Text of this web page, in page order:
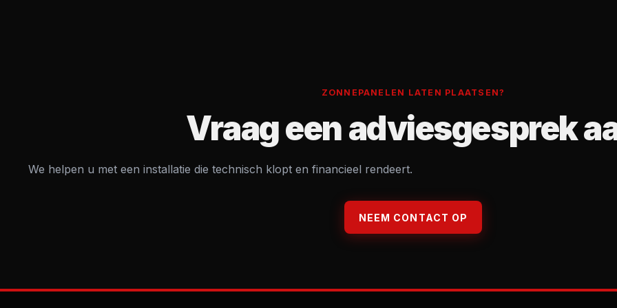
ZONNEPANELEN LATEN PLAATSEN?
Vraag een adviesgesprek
We helpen u met een installatie die technisch klopt en financieel rendeert.
NEEM CONTACT OP